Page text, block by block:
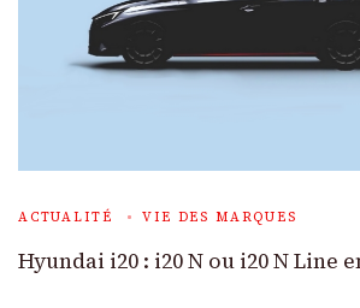
ACTUALITÉ VIE DES MARQUES
Hyundai i20 : i20 N ou i20 N Line